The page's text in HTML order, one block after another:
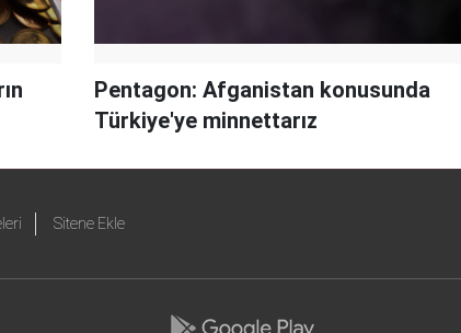
Pentagon: Afganistan konusunda
Türkiye'ye minnettarız
Sitene Ekle